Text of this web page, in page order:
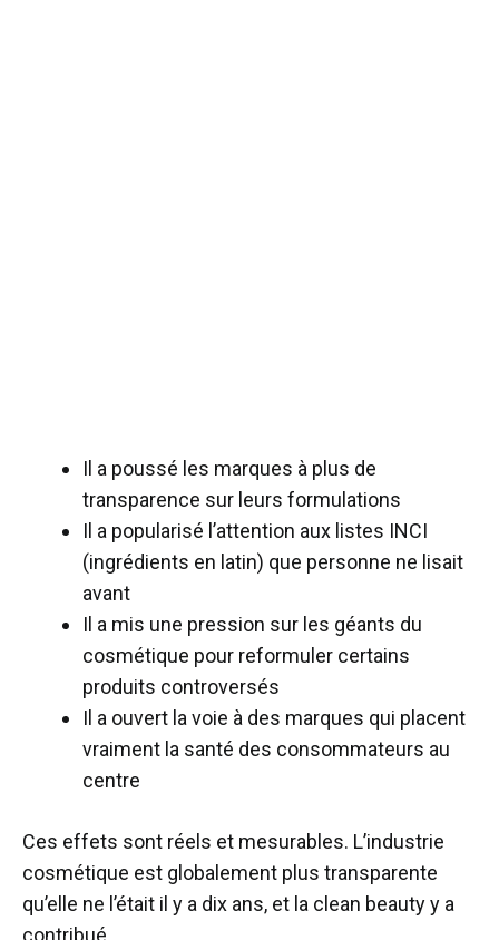
Il a poussé les marques à plus de
transparence sur leurs formulations
Il a popularisé l’attention aux listes INCI
(ingrédients en latin) que personne ne lisait
avant
Il a mis une pression sur les géants du
cosmétique pour reformuler certains
produits controversés
Il a ouvert la voie à des marques qui placent
vraiment la santé des consommateurs au
centre
Ces effets sont réels et mesurables. L’industrie
cosmétique est globalement plus transparente
qu’elle ne l’était il y a dix ans, et la clean beauty y a
contribué.